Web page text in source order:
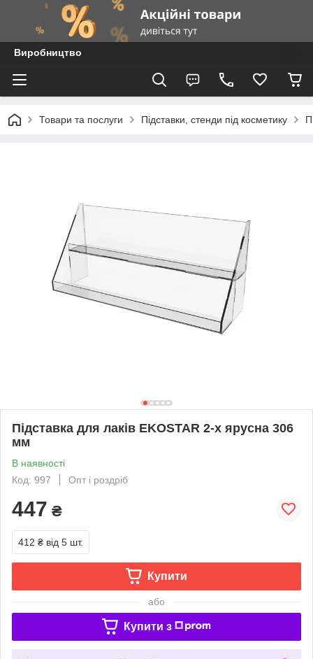
Виробництво
Товари та послуги Підставки, стенди під косметику
Підставка для лаків EKOSTAR 2-х ярусна 306
мм
В наявності
Код: 997
Опт і роздріб
447 ₴
412 ₴ від 5 шт.
Купити
або
Купити з